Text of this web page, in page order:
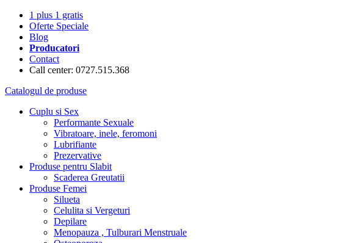
1 plus 1 gratis
Oferte Speciale
Blog
Producatori
Contact
Call center: 0727.515.368
Catalogul de produse
Cuplu si Sex
Performante Sexuale
Vibratoare, inele, feromoni
Lubrifiante
Prezervative
Produse pentru Slabit
Scaderea Greutatii
Produse Femei
Silueta
Celulita si Vergeturi
Depilare
Menopauza , Tulburari Menstruale